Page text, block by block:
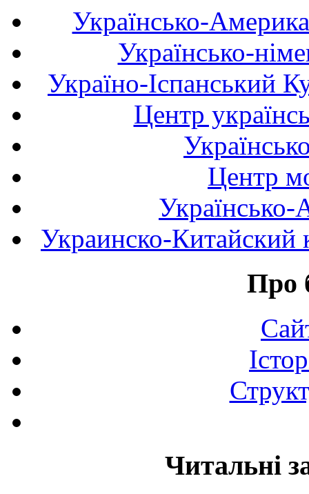
Українсько-
Українсько-
Україно-Іспанський
Центр
Центр
Українсько-
Украинско-Китайский
Про
Читальні